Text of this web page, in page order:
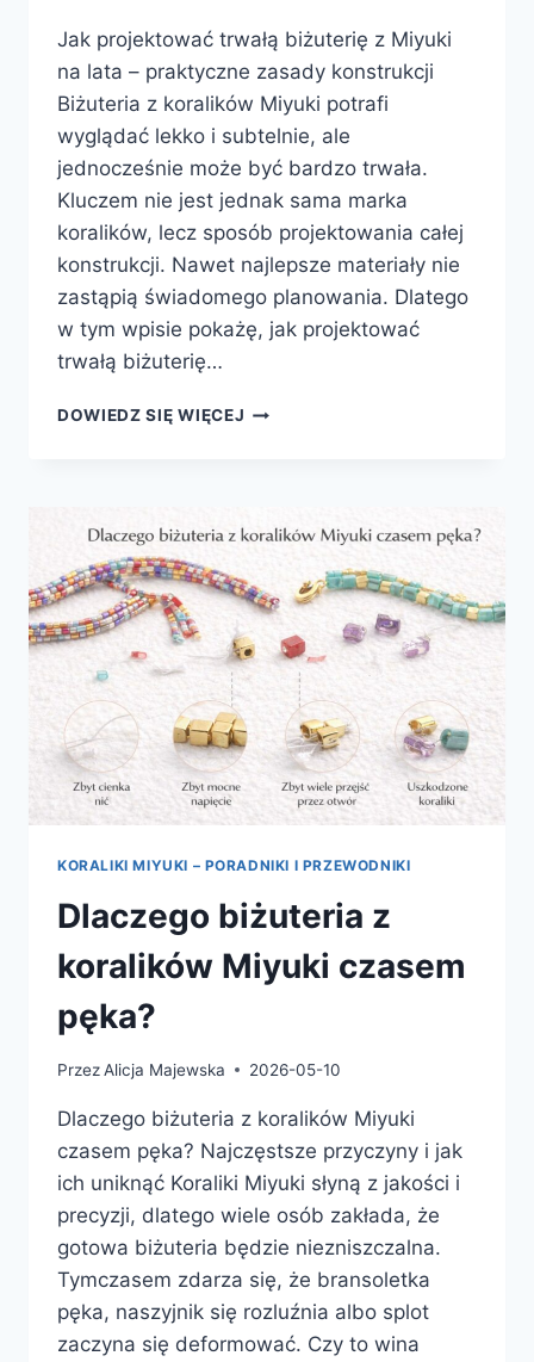
Jak projektować trwałą biżuterię z Miyuki
na lata – praktyczne zasady konstrukcji
Biżuteria z koralików Miyuki potrafi
wyglądać lekko i subtelnie, ale
jednocześnie może być bardzo trwała.
Kluczem nie jest jednak sama marka
koralików, lecz sposób projektowania całej
konstrukcji. Nawet najlepsze materiały nie
zastąpią świadomego planowania. Dlatego
w tym wpisie pokażę, jak projektować
trwałą biżuterię…
DOWIEDZ SIĘ WIĘCEJ JAK
MIYUKI
LATA
KORALIKI MIYUKI – PORADNIKI I PRZEWODNIKI
Dlaczego biżuteria z
koralików Miyuki czasem
pęka?
PrzezAlicja Majewska 2026-05-10
Dlaczego biżuteria z koralików Miyuki
czasem pęka? Najczęstsze przyczyny i jak
ich uniknąć Koraliki Miyuki słyną z jakości i
precyzji, dlatego wiele osób zakłada, że
gotowa biżuteria będzie niezniszczalna.
Tymczasem zdarza się, że bransoletka
pęka, naszyjnik się rozluźnia albo splot
zaczyna się deformować. Czy to wina